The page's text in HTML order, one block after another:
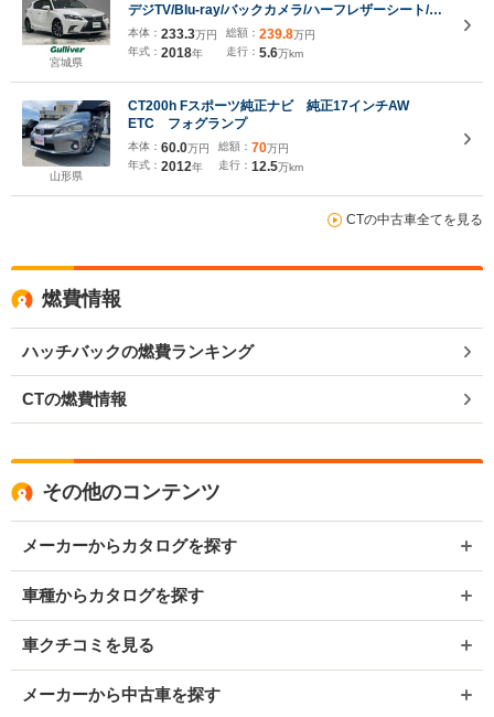
宮城県
デジTV/Blu-ray/バックカメラ/ハーフレザーシート/レ
ーダークルーズコントロール/パドルシフト/前席シー
トクーラー/前席パワーシート/LEDヘッドライト/オー
トハイビーム/禁煙車
本体： 233.3万円
年式： 2018年
総額： 239.8万円
走行： 5.6万km
山形県
CT200h Fスポーツ純正ナビ 純正17インチAW
ETC フォグランプ
本体： 60.0万円
年式： 2012年
総額： 70万円
走行： 12.5万km
CTの中古車全てを見る
燃費情報
ハッチバックの燃費ランキング
CTの燃費情報
その他のコンテンツ
メーカーからカタログを探す
車種からカタログを探す
車クチコミを見る
メーカーから中古車を探す